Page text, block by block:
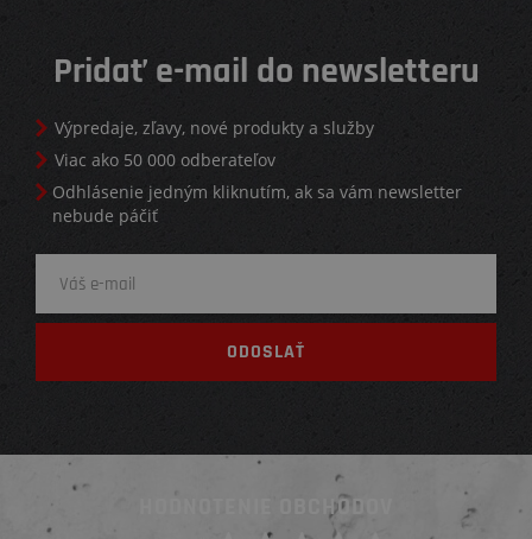
Pridať e-mail do newsletteru
Výpredaje, zľavy, nové produkty a služby
Viac ako 50 000 odberateľov
Odhlásenie jedným kliknutím, ak sa vám newsletter
nebude páčiť
HODNOTENIE OBCHODOV